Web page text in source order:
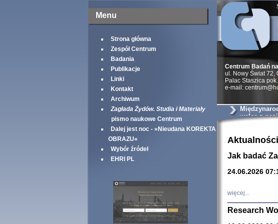
Menu
Strona główna
Zespół Centrum
Badania
Publikacje
Linki
Kontakt
Archiwum
Zagłada Żydów. Studia i Materiały
pismo naukowe Centrum
Dalej jest noc - »Nieudana KOREKTA
OBRAZU«
Wybór źródeł
EHRI PL
Centrum Badań
ul. Nowy Świat 72,
Palac Staszica
e-mail:
walce z
Aktualności
Jak badać
24.06.2026
więcej...
Research